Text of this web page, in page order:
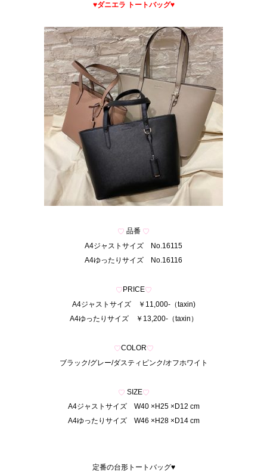
♥ダニエラ トートバッグ♥
♡ 品番 ♡
A4ジャストサイズ No.16115
A4ゆったりサイズ No.16116
♡PRICE♡
A4ジャストサイズ ￥11,000-（taxin)
A4ゆったりサイズ ￥13,200-（taxin）
♡COLOR♡
ブラック/グレー/ダスティピンク/オフホワイト
♡ SIZE♡
A4ジャストサイズ W40 ×H25 ×D12 cm
A4ゆったりサイズ W46 ×H28 ×D14 cm
定番の台形トートバッグ♥